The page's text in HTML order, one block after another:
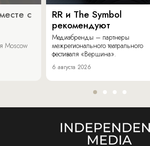
с
Moscow
RR и The Symbol
рекомендуют
Медиабренды – партнеры
межрегионального театрального
фестиваля «Вершина».
6 августа 2026